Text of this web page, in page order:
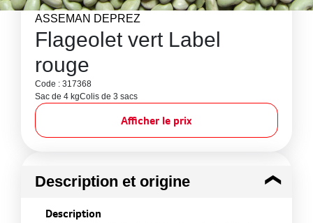
ASSEMAN DEPREZ
Flageolet vert Label
rouge
Code : 317368
Sac de 4 kgColis de 3 sacs
Afficher le prix
Description et origine
Description